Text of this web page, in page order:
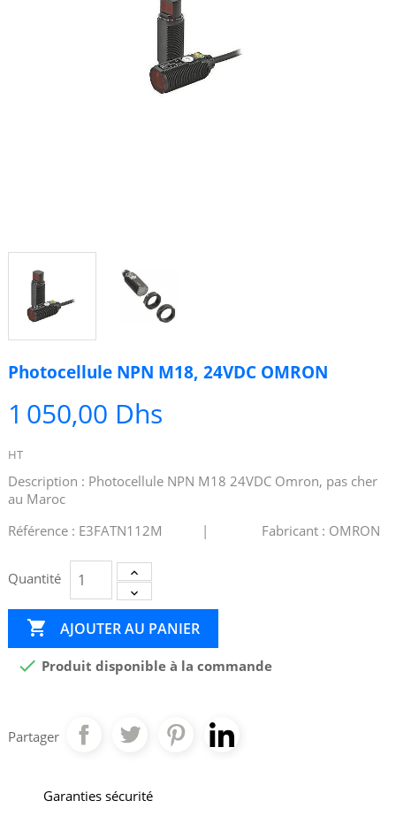
Photocellule NPN M18, 24VDC OMRON
1 050,00 Dhs
HT
Description : Photocellule NPN M18 24VDC Omron, pas cher
au Maroc
Référence : E3FATN112M | Fabricant : OMRON
Quantité
 AJOUTER AU PANIER
 Produit disponible à la commande
Partager
Garanties sécurité